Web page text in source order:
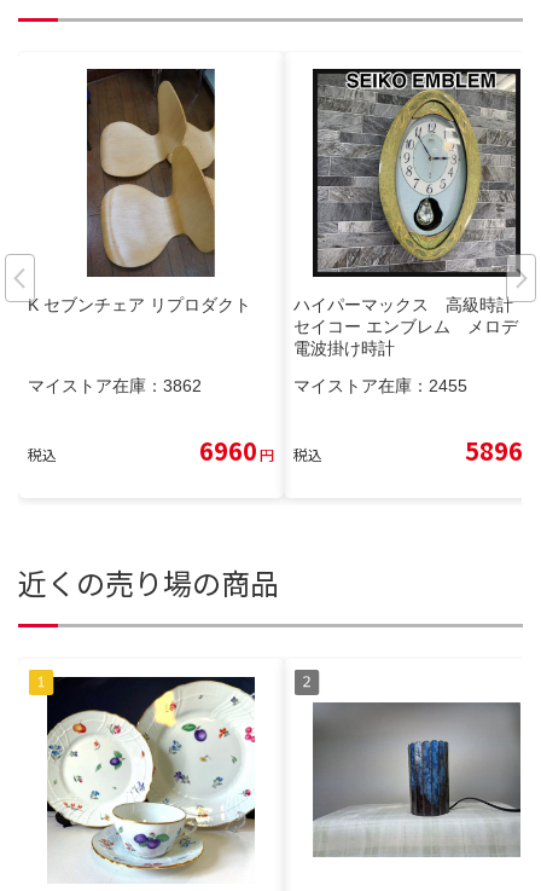
K セブンチェア リプロダクト
マイストア在庫： 3862
税込 6960円
ハイパーマックス 高級時計
セイコー エンブレム メロディ
電波掛け時計
マイストア在庫： 2455
税込 5896
近くの売り場の商品